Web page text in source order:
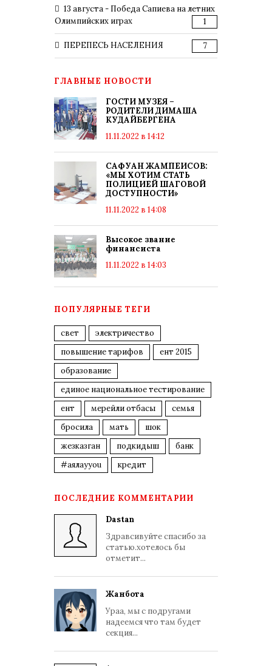
13 августа - Победа Сапиева на летних
Олимпийских играх
1
ПЕРЕПЕСЬ НАСЕЛЕНИЯ 7
ГЛАВНЫЕ НОВОСТИ
ГОСТИ МУЗЕЯ –
РОДИТЕЛИ ДИМАША
КУДАЙБЕРГЕНА
11.11.2022 в 14:12
САФУАН ЖАМПЕИСОВ:
«МЫ ХОТИМ СТАТЬ
ПОЛИЦИЕЙ ШАГОВОЙ
ДОСТУПНОСТИ»
11.11.2022 в 14:08
Высокое звание
финансиста
11.11.2022 в 14:03
ПОПУЛЯРНЫЕ ТЕГИ
свет
электричество
повышение тарифов
ент 2015
образование
единое национальное тестирование
ент
мерейли отбасы
семья
бросила
мать
шок
жезказган
подкидыш
банк
#аялауyou
кредит
ПОСЛЕДНИЕ КОММЕНТАРИИ
Dastan
Здравсивуйте спасибо за
статью.хотелось бы
отметит...
Жанбота
Ураа, мы с подругами
надеемся что там будет
секция...